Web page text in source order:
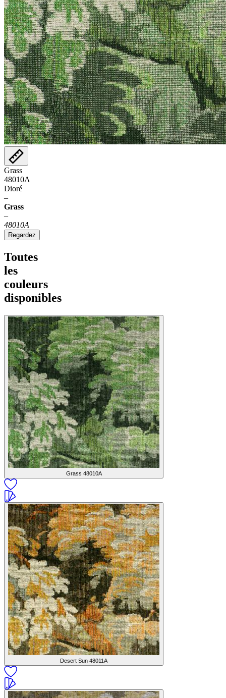
Grass
48010A
Dioré
–
Grass
–
48010A
Regardez
Toutes
les
couleurs
disponibles
Grass 48010A
Desert Sun 48011A